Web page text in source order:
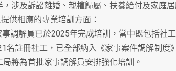
涉及訴訟離婚、親權歸屬、扶養給付及家庭
供相應的專業培訓方面：
解員已於2025年完成培訓，當中既包括社
名註冊社工，已全部納入《家事案件調解制度
將為首批家事調解員安排強化培訓。